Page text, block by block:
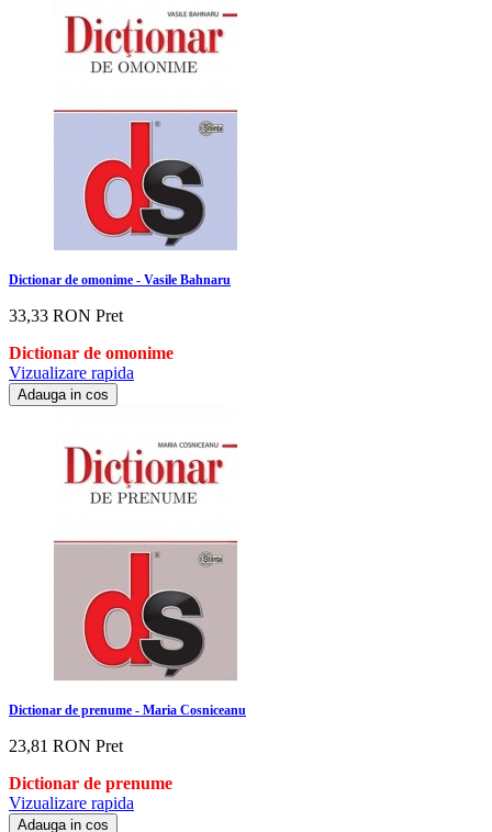
Dictionar de omonime - Vasile Bahnaru
33,33 RON Pret
Dictionar de omonime
Vizualizare rapida
Adauga in cos
Dictionar de prenume - Maria Cosniceanu
23,81 RON Pret
Dictionar de prenume
Vizualizare rapida
Adauga in cos